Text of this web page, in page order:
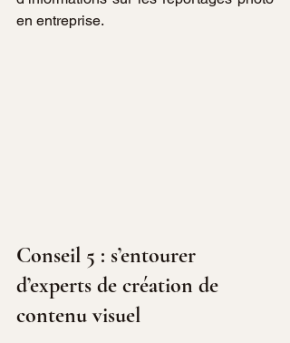
en entreprise.
Conseil 5 : s’entourer
d’experts de création de
contenu visuel